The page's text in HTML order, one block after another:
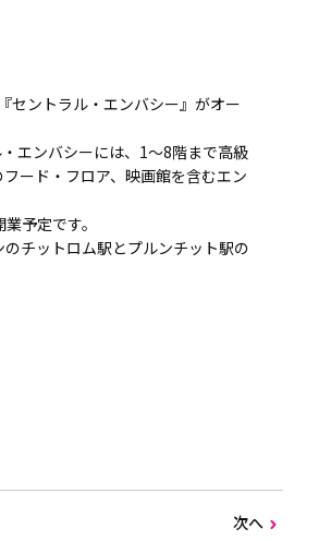
セントラル・エンバシー』がオー
エンバシーには、1～8階まで高級
ード・フロア、映画館を含むエン
予定です。
チットロム駅とプルンチット駅の
次へ